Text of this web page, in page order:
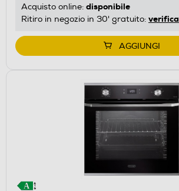
Acquisto online: disponibile
Ritiro in negozio in 30' gratuito: verifica
AGGIUNGI